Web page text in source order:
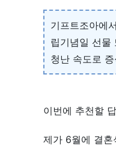
기프트조아에
립기념일 선물
청난 속도로
이번에 추천할
제가 6월에 결혼